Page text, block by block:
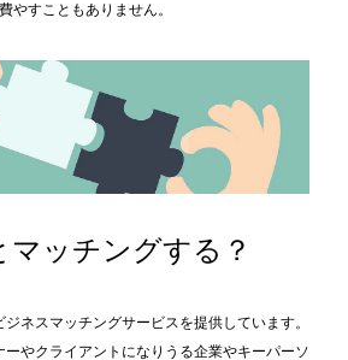
やすこともありません。
マッチングする？
ネスマッチングサービスを提供しています。
ーやクライアン トになりうる企業やキーパーソ